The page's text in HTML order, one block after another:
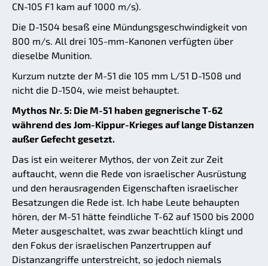
CN-105 F1 kam auf 1000 m/s).
Die D-1504 besaß eine Mündungsgeschwindigkeit von
800 m/s. All drei 105-mm-Kanonen verfügten über
dieselbe Munition.
Kurzum nutzte der M-51 die 105 mm L/51 D-1508 und
nicht die D-1504, wie meist behauptet.
Mythos Nr. 5: Die M-51 haben gegnerische T-62
während des Jom-Kippur-Krieges auf lange Distanzen
außer Gefecht gesetzt.
Das ist ein weiterer Mythos, der von Zeit zur Zeit
auftaucht, wenn die Rede von israelischer Ausrüstung
und den herausragenden Eigenschaften israelischer
Besatzungen die Rede ist. Ich habe Leute behaupten
hören, der M-51 hätte feindliche T-62 auf 1500 bis 2000
Meter ausgeschaltet, was zwar beachtlich klingt und
den Fokus der israelischen Panzertruppen auf
Distanzangriffe unterstreicht, so jedoch niemals